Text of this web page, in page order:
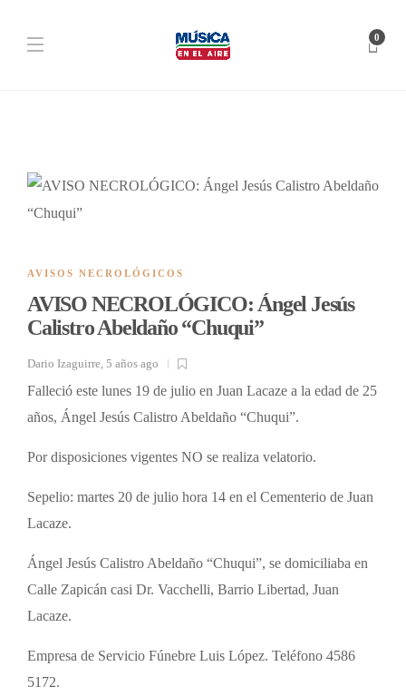
0
AVISOS NECROLÓGICOS
AVISO NECROLÓGICO: Ángel Jesús
Calistro Abeldaño “Chuqui”
Dario Izaguirre, 5 años ago
Falleció este lunes 19 de julio en Juan Lacaze a la edad de 25
años, Ángel Jesús Calistro Abeldaño “Chuqui”.
Por disposiciones vigentes NO se realiza velatorio.
Sepelio: martes 20 de julio hora 14 en el Cementerio de Juan
Lacaze.
Ángel Jesús Calistro Abeldaño “Chuqui”, se domiciliaba en
Calle Zapicán casi Dr. Vacchelli, Barrio Libertad, Juan
Lacaze.
Empresa de Servicio Fúnebre Luis López. Teléfono 4586
5172.